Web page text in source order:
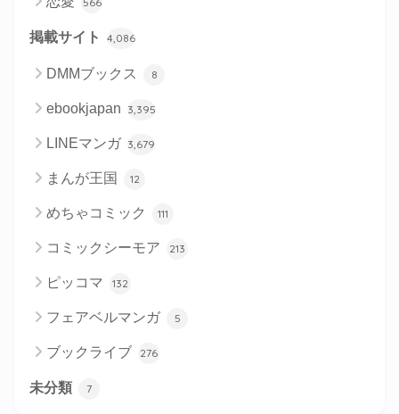
掲載サイト 4,086
DMMブックス 8
ebookjapan 3,395
LINEマンガ 3,679
まんが王国 12
めちゃコミック 111
コミックシーモア 213
ピッコマ 132
フェアベルマンガ 5
ブックライブ 276
未分類 7